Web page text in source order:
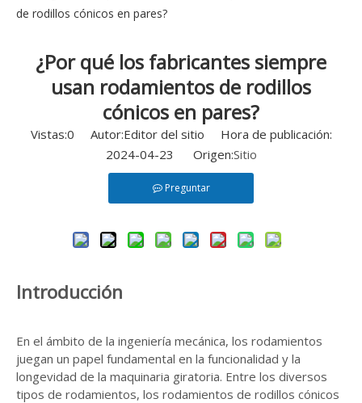
de rodillos cónicos en pares?
¿Por qué los fabricantes siempre
usan rodamientos de rodillos
cónicos en pares?
Vistas:0 Autor:Editor del sitio Hora de publicación:
2024-04-23 Origen:Sitio
Preguntar
Introducción
En el ámbito de la ingeniería mecánica, los rodamientos
juegan un papel fundamental en la funcionalidad y la
longevidad de la maquinaria giratoria. Entre los diversos
tipos de rodamientos, los rodamientos de rodillos cónicos